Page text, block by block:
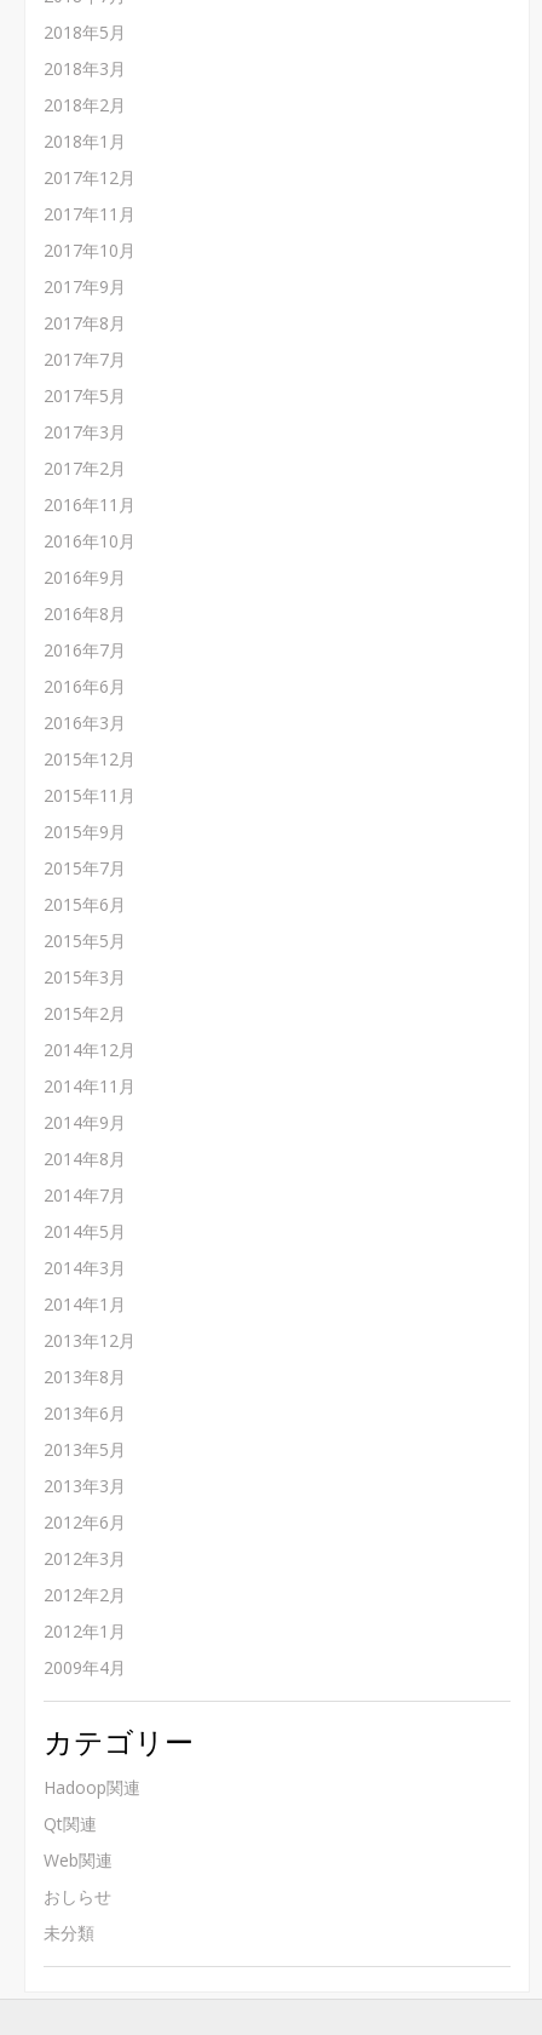
2018年5月
2018年3月
2018年2月
2018年1月
2017年12月
2017年11月
2017年10月
2017年9月
2017年8月
2017年7月
2017年5月
2017年3月
2017年2月
2016年11月
2016年10月
2016年9月
2016年8月
2016年7月
2016年6月
2016年3月
2015年12月
2015年11月
2015年9月
2015年7月
2015年6月
2015年5月
2015年3月
2015年2月
2014年12月
2014年11月
2014年9月
2014年8月
2014年7月
2014年5月
2014年3月
2014年1月
2013年12月
2013年8月
2013年6月
2013年5月
2013年3月
2012年6月
2012年3月
2012年2月
2012年1月
2009年4月
カテゴリー
Hadoop関連
Qt関連
Web関連
おしらせ
未分類